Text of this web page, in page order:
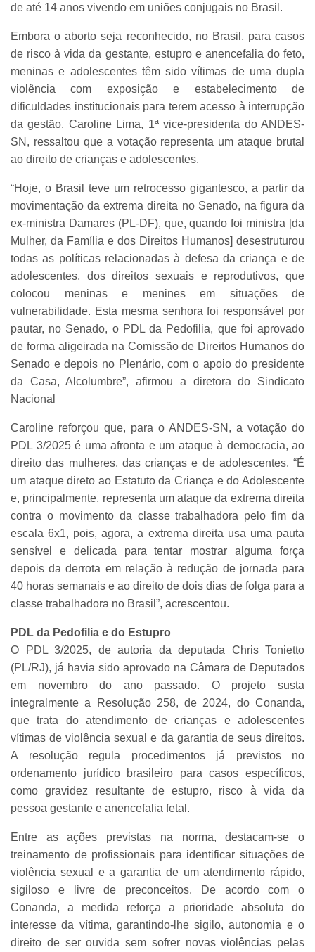
de até 14 anos vivendo em uniões conjugais no Brasil.
Embora o aborto seja reconhecido, no Brasil, para casos
de risco à vida da gestante, estupro e anencefalia do feto,
meninas e adolescentes têm sido vítimas de uma dupla
violência com exposição e estabelecimento de
dificuldades institucionais para terem acesso à interrupção
da gestão. Caroline Lima, 1ª vice-presidenta do ANDES-
SN, ressaltou que a votação representa um ataque brutal
ao direito de crianças e adolescentes.
“Hoje, o Brasil teve um retrocesso gigantesco, a partir da
movimentação da extrema direita no Senado, na figura da
ex-ministra Damares (PL-DF), que, quando foi ministra [da
Mulher, da Família e dos Direitos Humanos] desestruturou
todas as políticas relacionadas à defesa da criança e de
adolescentes, dos direitos sexuais e reprodutivos, que
colocou meninas e menines em situações de
vulnerabilidade. Esta mesma senhora foi responsável por
pautar, no Senado, o PDL da Pedofilia, que foi aprovado
de forma aligeirada na Comissão de Direitos Humanos do
Senado e depois no Plenário, com o apoio do presidente
da Casa, Alcolumbre”, afirmou a diretora do Sindicato
Nacional
Caroline reforçou que, para o ANDES-SN, a votação do
PDL 3/2025 é uma afronta e um ataque à democracia, ao
direito das mulheres, das crianças e de adolescentes. “É
um ataque direto ao Estatuto da Criança e do Adolescente
e, principalmente, representa um ataque da extrema direita
contra o movimento da classe trabalhadora pelo fim da
escala 6x1, pois, agora, a extrema direita usa uma pauta
sensível e delicada para tentar mostrar alguma força
depois da derrota em relação à redução de jornada para
40 horas semanais e ao direito de dois dias de folga para a
classe trabalhadora no Brasil”, acrescentou.
PDL da Pedofilia e do Estupro
O PDL 3/2025, de autoria da deputada Chris Tonietto
(PL/RJ), já havia sido aprovado na Câmara de Deputados
em novembro do ano passado. O projeto susta
integralmente a Resolução 258, de 2024, do Conanda,
que trata do atendimento de crianças e adolescentes
vítimas de violência sexual e da garantia de seus direitos.
A resolução regula procedimentos já previstos no
ordenamento jurídico brasileiro para casos específicos,
como gravidez resultante de estupro, risco à vida da
pessoa gestante e anencefalia fetal.
Entre as ações previstas na norma, destacam-se o
treinamento de profissionais para identificar situações de
violência sexual e a garantia de um atendimento rápido,
sigiloso e livre de preconceitos. De acordo com o
Conanda, a medida reforça a prioridade absoluta do
interesse da vítima, garantindo-lhe sigilo, autonomia e o
direito de ser ouvida sem sofrer novas violências pelas